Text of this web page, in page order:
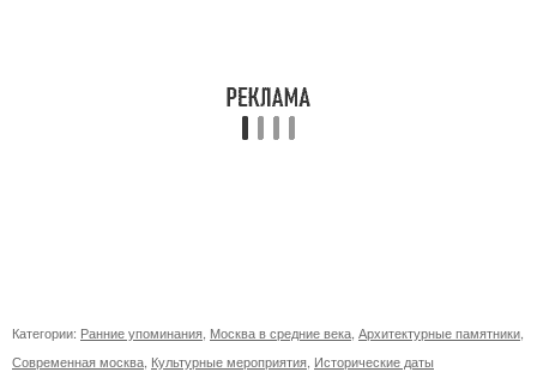
Категории: Ранние упоминания Москва в средние века Архитектурные памятники
Современная москва Культурные мероприятия Исторические даты